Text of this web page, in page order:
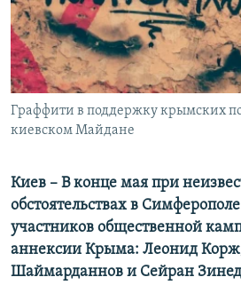
ПОБЕДИТЕЛЕЙ НЕ СУДЯТ?
КРЫМ.НЕПОКОРЕННЫЙ
ELIFBE
УКРАИНСКАЯ ПРОБЛЕМА КРЫМА
ПРИСОЕДИНЯЙТЕСЬ!
Все сайты RFE/RL
Граффити в поддержку крымских
киевском Майдане
Киев – В конце мая при
обстоятельствах в
участников общественной
аннексии Крыма: Леонид
Шаймарданнов и Сейран